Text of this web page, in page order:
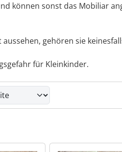
können sonst das Mobiliar
gehören sie
für Kleinkinder.
zwischen einer Box- oder